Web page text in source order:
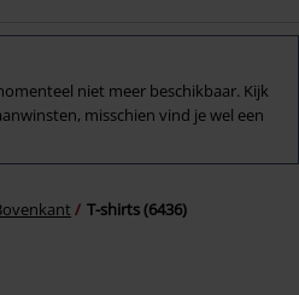
niet meer beschikbaar. Kijk
misschien vind je wel een
T-shirts (6436)